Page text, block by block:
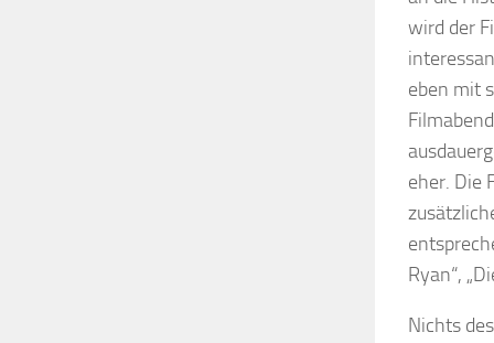
wird der
eben mit
eher. Die
Ryan“,
Nichts